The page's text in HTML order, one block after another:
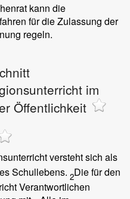
kann die
für die Zulassung der
regeln.
im
Öffentlichkeit
versteht sich als
Schullebens. 2Die für den
Verantwortlichen